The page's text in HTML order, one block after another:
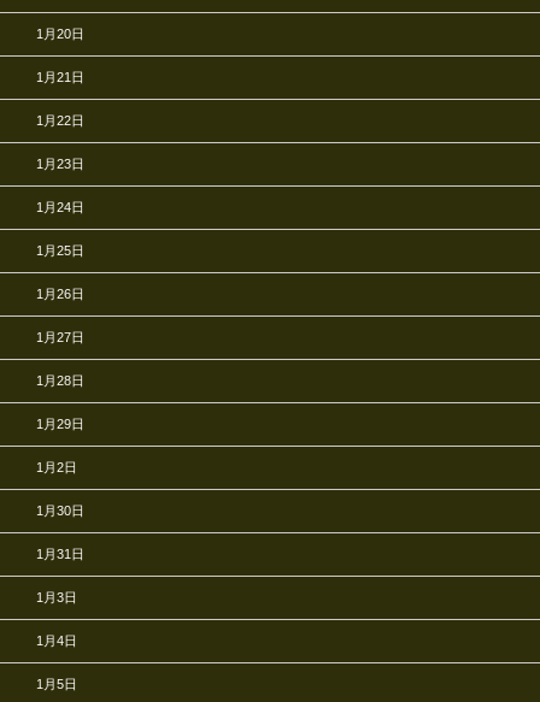
1月20日
1月21日
1月22日
1月23日
1月24日
1月25日
1月26日
1月27日
1月28日
1月29日
1月2日
1月30日
1月31日
1月3日
1月4日
1月5日